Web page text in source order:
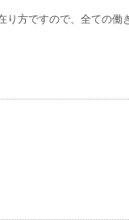
方ですので、全ての働